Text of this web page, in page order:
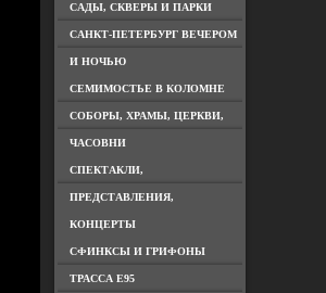
САДЫ, СКВЕРЫ И ПАРКИ
САНКТ-ПЕТЕРБУРГ ВЕЧЕРОМ
И НОЧЬЮ
СЕМИМОСТЬЕ В КОЛОМНЕ
СОБОРЫ, ХРАМЫ, ЦЕРКВИ,
ЧАСОВНИ
СПЕКТАКЛИ,
ПРЕДСТАВЛЕНИЯ,
КОНЦЕРТЫ
СФИНКСЫ И ГРИФОНЫ
ТРАССА Е95